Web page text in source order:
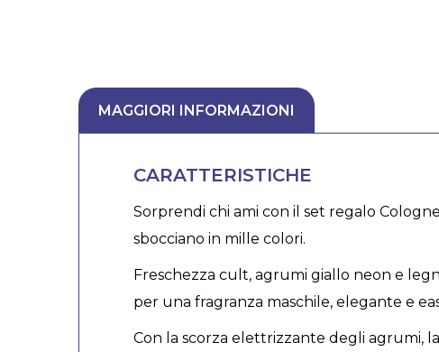
MAGGIORI INFORMAZIONI
CARATTERISTICHE
Sorprendi chi ami con il set regalo
sbocciano in mille colori.
Freschezza cult, agrumi giallo neon e
per una fragranza maschile, elegante e
Con la scorza elettrizzante degli agrumi,